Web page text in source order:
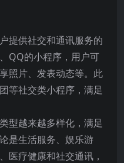
提供社交和通讯服务的
QQ的小程序，用户可
照片、发表动态等。此
等社交类小程序，满足
型越来越多样化，满足
是生活服务、娱乐游
医疗健康和社交通讯，